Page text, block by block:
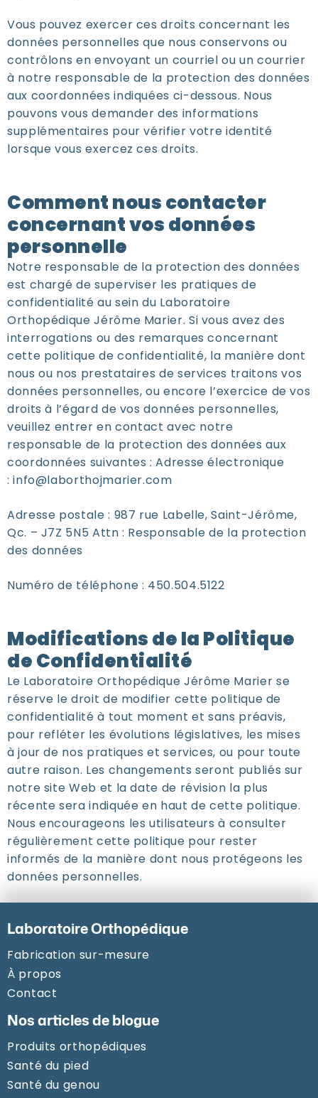
Vous pouvez exercer ces droits concernant les
données personnelles que nous conservons ou
contrôlons en envoyant un courriel ou un courrier
à notre responsable de la protection des données
aux coordonnées indiquées ci-dessous. Nous
pouvons vous demander des informations
supplémentaires pour vérifier votre identité
lorsque vous exercez ces droits.
Comment nous contacter
concernant vos données
personnelle
Notre responsable de la protection des données
est chargé de superviser les pratiques de
confidentialité au sein du Laboratoire
Orthopédique Jérôme Marier. Si vous avez des
interrogations ou des remarques concernant
cette politique de confidentialité, la manière dont
nous ou nos prestataires de services traitons vos
données personnelles, ou encore l’exercice de vos
droits à l’égard de vos données personnelles,
veuillez entrer en contact avec notre
responsable de la protection des données aux
coordonnées suivantes : Adresse électronique
:info@laborthojmarier.com
Adresse postale : 987 rue Labelle, Saint-Jérôme,
Qc. – J7Z 5N5 Attn : Responsable de la protection
des données
Numéro de téléphone : 450.504.5122
Modifications de la Politique
de Confidentialité
Le Laboratoire Orthopédique Jérôme Marier se
réserve le droit de modifier cette politique de
confidentialité à tout moment et sans préavis,
pour refléter les évolutions législatives, les mises
à jour de nos pratiques et services, ou pour toute
autre raison. Les changements seront publiés sur
notre site Web et la date de révision la plus
récente sera indiquée en haut de cette politique.
Nous encourageons les utilisateurs à consulter
régulièrement cette politique pour rester
informés de la manière dont nous protégeons les
données personnelles.
Laboratoire Orthopédique
Fabrication sur-mesure
À propos
Contact
Nos articles de blogue
Produits orthopédiques
Santé du pied
Santé du genou